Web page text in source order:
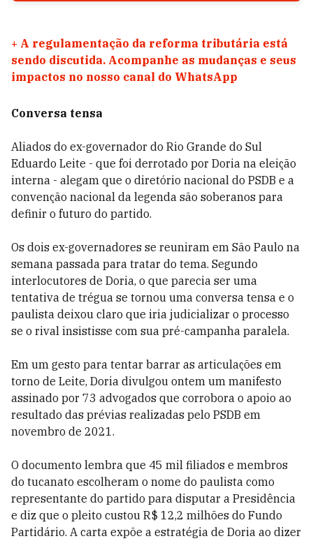
+ A regulamentação da reforma tributária está
sendo discutida. Acompanhe as mudanças e seus
impactos no nosso canal do WhatsApp
Conversa tensa
Aliados do ex-governador do Rio Grande do Sul
Eduardo Leite - que foi derrotado por Doria na eleição
interna - alegam que o diretório nacional do PSDB e a
convenção nacional da legenda são soberanos para
definir o futuro do partido.
Os dois ex-governadores se reuniram em São Paulo na
semana passada para tratar do tema. Segundo
interlocutores de Doria, o que parecia ser uma
tentativa de trégua se tornou uma conversa tensa e o
paulista deixou claro que iria judicializar o processo
se o rival insistisse com sua pré-campanha paralela.
Em um gesto para tentar barrar as articulações em
torno de Leite, Doria divulgou ontem um manifesto
assinado por 73 advogados que corrobora o apoio ao
resultado das prévias realizadas pelo PSDB em
novembro de 2021.
O documento lembra que 45 mil filiados e membros
do tucanato escolheram o nome do paulista como
representante do partido para disputar a Presidência
e diz que o pleito custou R$ 12,2 milhões do Fundo
Partidário. A carta expõe a estratégia de Doria ao dizer